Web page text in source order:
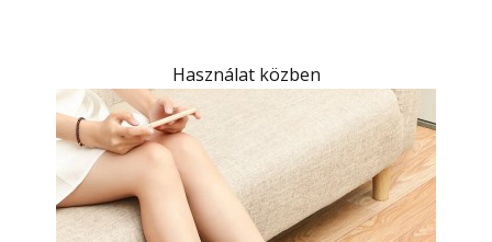
Használat közben